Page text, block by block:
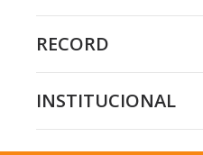
RECORD
INSTITUCIONAL